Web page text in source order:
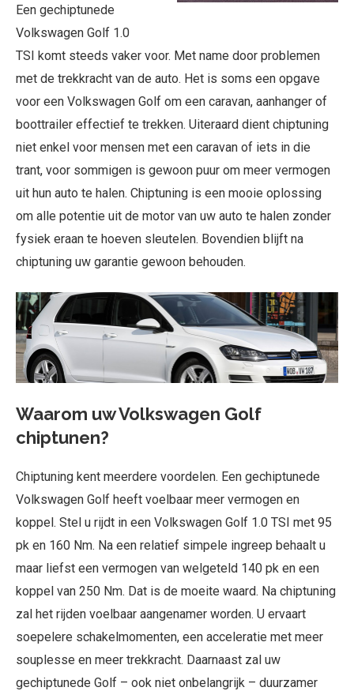
Een gechiptunede
Volkswagen Golf 1.0
TSI komt steeds vaker voor. Met name door problemen
met de trekkracht van de auto. Het is soms een opgave
voor een Volkswagen Golf om een caravan, aanhanger of
boottrailer effectief te trekken. Uiteraard dient chiptuning
niet enkel voor mensen met een caravan of iets in die
trant, voor sommigen is gewoon puur om meer vermogen
uit hun auto te halen. Chiptuning is een mooie oplossing
om alle potentie uit de motor van uw auto te halen zonder
fysiek eraan te hoeven sleutelen. Bovendien blijft na
chiptuning uw garantie gewoon behouden.
Waarom uw Volkswagen Golf
chiptunen?
Chiptuning kent meerdere voordelen. Een gechiptunede
Volkswagen Golf heeft voelbaar meer vermogen en
koppel. Stel u rijdt in een Volkswagen Golf 1.0 TSI met 95
pk en 160 Nm. Na een relatief simpele ingreep behaalt u
maar liefst een vermogen van welgeteld 140 pk en een
koppel van 250 Nm. Dat is de moeite waard. Na chiptuning
zal het rijden voelbaar aangenamer worden. U ervaart
soepelere schakelmomenten, een acceleratie met meer
souplesse en meer trekkracht. Daarnaast zal uw
gechiptunede Golf – ook niet onbelangrijk – duurzamer